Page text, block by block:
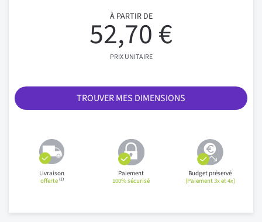
À PARTIR DE
52,70 €
PRIX UNITAIRE
TROUVER MES DIMENSIONS
Livraison
offerte(1)
Paiement
100% sécurisé
Budget préservé
(Paiement 3x et 4x)